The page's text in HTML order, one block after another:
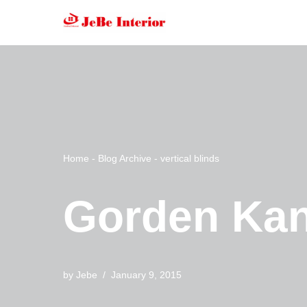
Home - Blog Archive - vertical blinds
Gorden
by Jebe January 9, 2015